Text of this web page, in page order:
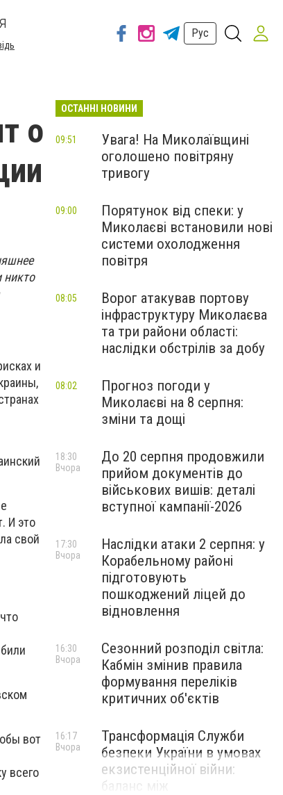
Рус
о
никто
и
И это
свой
вот
всего
ОСТАННІ НОВИНИ
Увага! На Миколаївщині
оголошено повітряну
тривогу
09:51
Порятунок від спеки: у
Миколаєві встановили нові
системи охолодження
повітря
09:00
Ворог атакував портову
інфраструктуру Миколаєва
та три райони області:
наслідки обстрілів за добу
08:05
Прогноз погоди у
Миколаєві на 8 серпня:
зміни та дощі
08:02
До 20 серпня продовжили
прийом документів до
військових вишів: деталі
вступної кампанії-2026
18:30
Вчора
Наслідки атаки 2 серпня: у
Корабельному районі
підготовують
пошкоджений ліцей до
відновлення
17:30
Вчора
Сезонний розподіл світла:
Кабмін змінив правила
формування переліків
критичних об'єктів
16:30
Вчора
Трансформація Служби
безпеки України в умовах
екзистенційної війни:
баланс між
16:17
Вчора